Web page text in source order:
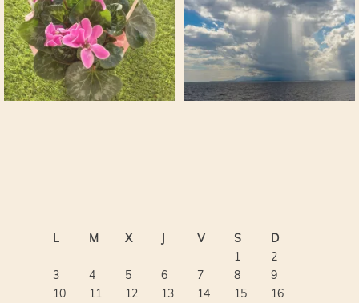
L M X J V S
D
1
2
3
4 5 6 7 8
9
10
11 12 13 14 15
16